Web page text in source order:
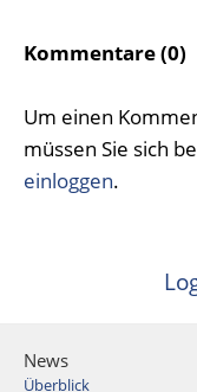
Kommentare (0)
Um einen
müssen Sie sich
einloggen.
News
Überblick